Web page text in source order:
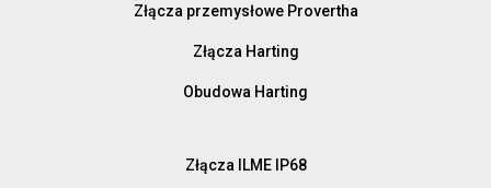
Złącza przemysłowe Provertha
Złącza Harting
Obudowa Harting
Złącza ILME IP68